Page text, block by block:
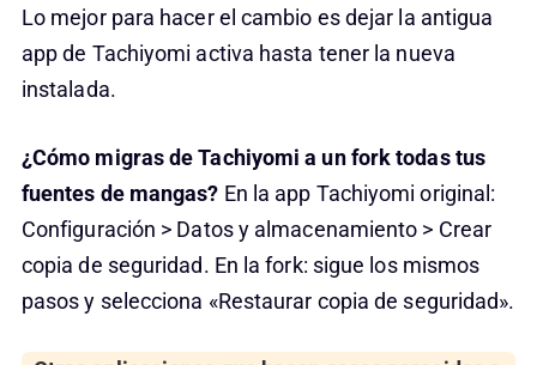
Lo mejor para hacer el cambio es dejar la antigua
app de Tachiyomi activa hasta tener la nueva
instalada.
¿Cómo migras de Tachiyomi a un fork todas tus
fuentes de mangas? En la app Tachiyomi original:
Configuración > Datos y almacenamiento > Crear
copia de seguridad. En la fork: sigue los mismos
pasos y selecciona «Restaurar copia de seguridad».